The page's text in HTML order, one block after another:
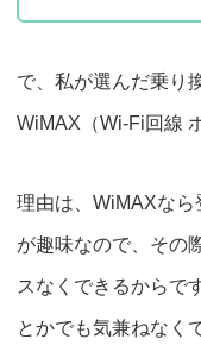
で、私が選んだ乗り
WiMAX （Wi-Fi回線
理由は、WiMAXな
が趣味なので、その
スなくできるからで
とかでも気兼ねなく